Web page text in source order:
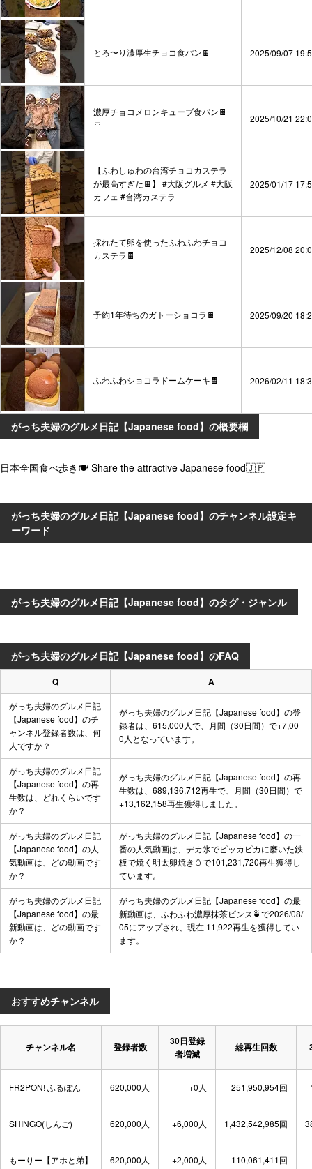
おすすめチャンネル
チャンネル名 登録者数
30日登録
者増減
総再生回数
FR2PON! ふるぽん 620,000人 +0人 251,950,954回
SHINGO(しんご) 620,000人 +6,000人 1,432,542,985回
もーりー【アホと弟】 620,000人 +2,000人 110,061,411回
とろ〜り濃厚生チョコ食パン🍫 2025/09/07
濃厚チョコメロンキューブ食パン🍫
🍞
2025/10/21
【ふわしゅわの台湾チョコカステラ
が最高すぎた🍫】 #大阪グルメ #大阪
カフェ #台湾カステラ
2025/01/17
採れたて卵を使ったふわふわチョコ
カステラ🍫
2025/12/08
予約1年待ちのガトーショコラ🍫 2025/09/20
ふわふわショコラドームケーキ🍫 2026/02/11
がっち夫婦のグルメ日記【Japanese food】の概要欄
日本全国食べ歩き🍽 Share the attractive Japanese food🇯🇵
がっち夫婦のグルメ日記【Japanese food】のチャンネル設定キ
ーワード
がっち夫婦のグルメ日記【Japanese food】のタグ・ジャンル
がっち夫婦のグルメ日記【Japanese food】のFAQ
Q A
がっち夫婦のグルメ日記
【Japanese food】のチ
ャンネル登録者数は、何
人ですか？
がっち夫婦のグルメ日記【Japanese food】の登
録者は、615,000人で、月間（30日間）で+7,00
0人となっています。
がっち夫婦のグルメ日記
【Japanese food】の再
生数は、どれくらいです
か？
がっち夫婦のグルメ日記【Japanese food】の再
生数は、689,136,712再生で、月間（30日間）で
+13,162,158再生獲得しました。
がっち夫婦のグルメ日記
【Japanese food】の人
気動画は、どの動画です
か？
がっち夫婦のグルメ日記【Japanese food】の一
番の人気動画は、 デカ氷でピッカピカに磨いた鉄
板で焼く明太卵焼き🥚で101,231,720再生獲得し
ています。
がっち夫婦のグルメ日記
【Japanese food】の最
新動画は、どの動画です
か？
がっち夫婦のグルメ日記【Japanese food】の最
新動画は、 ふわふわ濃厚抹茶ピンス🍵で2026/08/
05にアップされ、現在 11,922再生を獲得してい
ます。